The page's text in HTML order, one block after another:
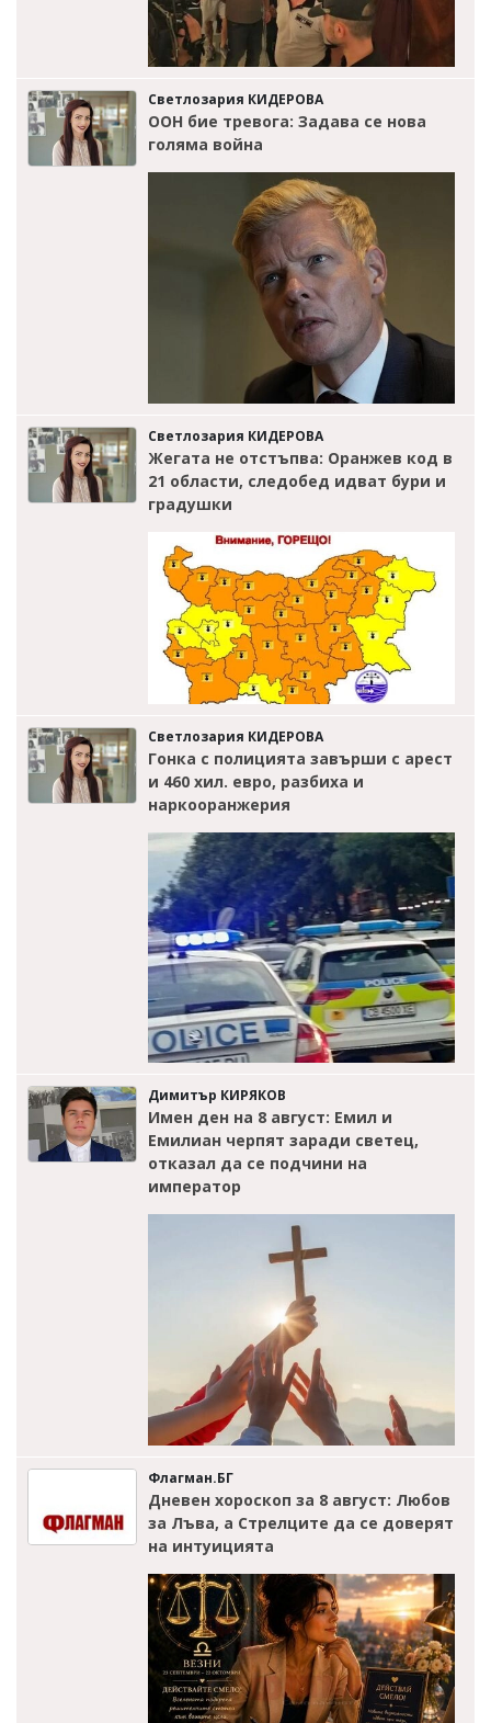
Светлозария КИДЕРОВА
ООН бие тревога: Задава се нова
голяма война
Светлозария КИДЕРОВА
Жегата не отстъпва: Оранжев код в
21 области, следобед идват бури и
градушки
Светлозария КИДЕРОВА
Гонка с полицията завърши с арест
и 460 хил. евро, разбиха и
наркооранжерия
Димитър КИРЯКОВ
Имен ден на 8 август: Емил и
Емилиан черпят заради светец,
отказал да се подчини на
император
Флагман.БГ
Дневен хороскоп за 8 август: Любов
за Лъва, а Стрелците да се доверят
на интуицията